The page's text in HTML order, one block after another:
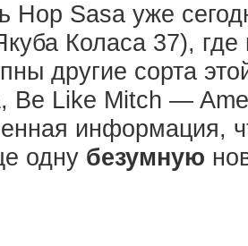
Hop Sasa уже
Коласа 37),
другие сорта
Be Like Mitch —
информация,
одну безумную